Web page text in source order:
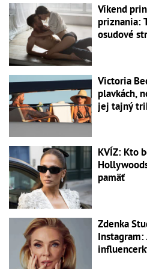
Víkend
priznania:
osudové
Victoria
plavkách,
jej tajný
KVÍZ: Kto
pamäť
Zdenka